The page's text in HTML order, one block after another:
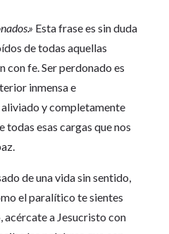
Esta frase es sin duda
de todas aquellas
con fe. Ser perdonado es
inmensa e
y completamente
todas esas cargas que nos
de una vida sin sentido,
el paralítico te sientes
a Jesucristo con